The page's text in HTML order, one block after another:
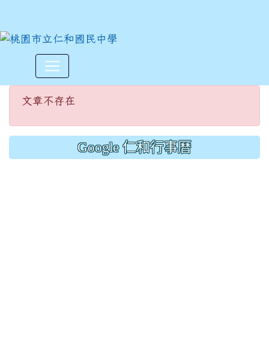
文章不存在
文章不存在
Google 仁和行事曆